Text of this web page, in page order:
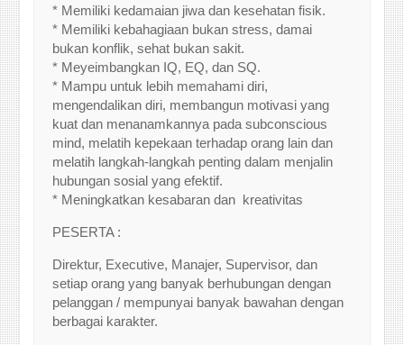
* Memiliki kedamaian jiwa dan kesehatan fisik.
* Memiliki kebahagiaan bukan stress, damai
bukan konflik, sehat bukan sakit.
* Meyeimbangkan IQ, EQ, dan SQ.
* Mampu untuk lebih memahami diri,
mengendalikan diri, membangun motivasi yang
kuat dan menanamkannya pada subconscious
mind, melatih kepekaan terhadap orang lain dan
melatih langkah-langkah penting dalam menjalin
hubungan sosial yang efektif.
* Meningkatkan kesabaran dan kreativitas
PESERTA :
Direktur, Executive, Manajer, Supervisor, dan
setiap orang yang banyak berhubungan dengan
pelanggan / mempunyai banyak bawahan dengan
berbagai karakter.